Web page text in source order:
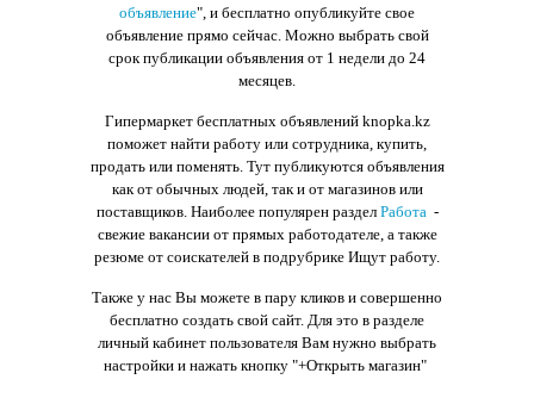
объявление", и бесплатно опубликуйте свое
объявление прямо сейчас. Можно выбрать свой
срок публикации объявления от 1 недели до 24
месяцев.
Гипермаркет бесплатных объявлений knopka.kz
поможет найти работу или сотрудника, купить,
продать или поменять. Тут публикуются объявления
как от обычных людей, так и от магазинов или
поставщиков. Наиболее популярен раздел Работа-
свежие вакансии от прямых работодателе, а также
резюме от соискателей в подрубрике Ищут работу.
Также у нас Вы можете в пару кликов и совершенно
бесплатно создать свой сайт. Для это в разделе
личный кабинет пользователя Вам нужно выбрать
настройки и нажать кнопку "+Открыть магазин"